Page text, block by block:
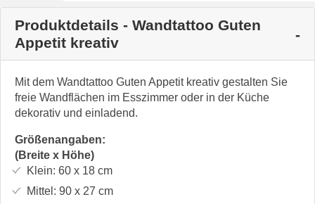
Produktdetails - Wandtattoo Guten
Appetit kreativ
Mit dem Wandtattoo Guten Appetit kreativ gestalten Sie
freie Wandflächen im Esszimmer oder in der Küche
dekorativ und einladend.
Größenangaben:
(Breite x Höhe)
Klein: 60 x 18cm
Mittel: 90 x 27 cm